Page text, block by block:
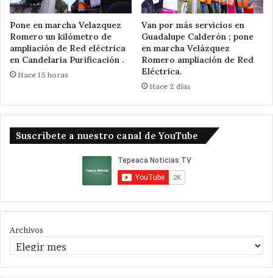
Pone en marcha Velazquez
Romero un kilómetro de
ampliación de Red eléctrica
en Candelaria Purificación .
Hace 15 horas
Van por más servicios en
Guadalupe Calderón ; pone
en marcha Velázquez
Romero ampliación de Red
Eléctrica.
Hace 2 días
Suscribete a nuestro canal de YouTube
Archivos